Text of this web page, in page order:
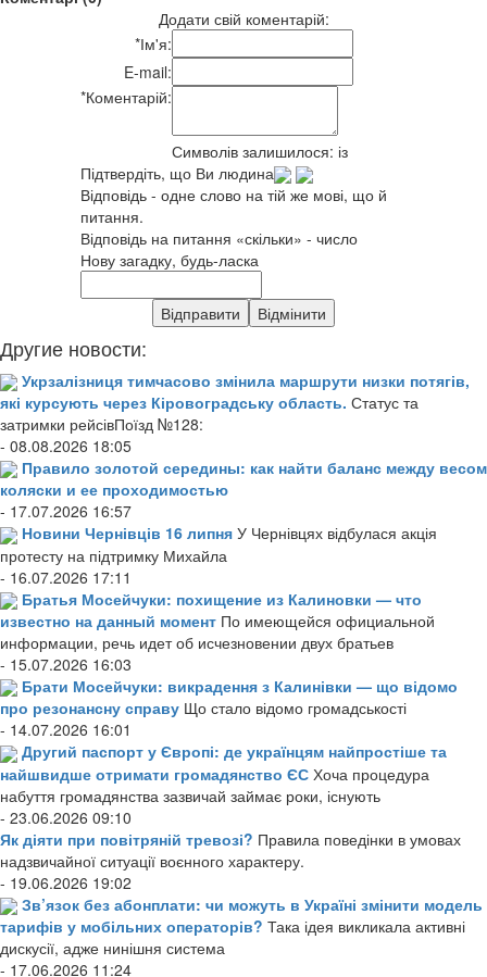
Додати свій коментарій:
*Ім'я:
E-mail:
*Коментарій:
Символів залишилося: із
Підтвердіть, що Ви людина
Відповідь - одне слово на тій же мові, що й
питання.
Відповідь на питання «скільки» - число
Нову загадку, будь-ласка
Другие новости:
Укрзалізниця тимчасово змінила маршрути низки потягів,
які курсують через Кіровоградську область. Статус та
затримки рейсівПоїзд №128:
- 08.08.2026 18:05
Правило золотой середины: как найти баланс между весом
коляски и ее проходимостью
- 17.07.2026 16:57
Новини Чернівців 16 липня У Чернівцях відбулася акція
протесту на підтримку Михайла
- 16.07.2026 17:11
Братья Мосейчуки: похищение из Калиновки — что
известно на данный момент По имеющейся официальной
информации, речь идет об исчезновении двух братьев
- 15.07.2026 16:03
Брати Мосейчуки: викрадення з Калинівки — що відомо
про резонансну справу Що стало відомо громадськості
- 14.07.2026 16:01
Другий паспорт у Європі: де українцям найпростіше та
найшвидше отримати громадянство ЄС Хоча процедура
набуття громадянства зазвичай займає роки, існують
- 23.06.2026 09:10
Як діяти при повітряній тревозі? Правила поведінки в умовах
надзвичайної ситуації воєнного характеру.
- 19.06.2026 19:02
Зв’язок без абонплати: чи можуть в Україні змінити модель
тарифів у мобільних операторів? Така ідея викликала активні
дискусії, адже нинішня система
- 17.06.2026 11:24